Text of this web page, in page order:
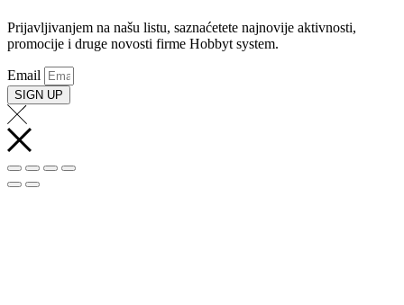
Prijavljivanjem na našu listu, saznaćetete najnovije aktivnosti,
promocije i druge novosti firme Hobbyt system.
Email
SIGN UP